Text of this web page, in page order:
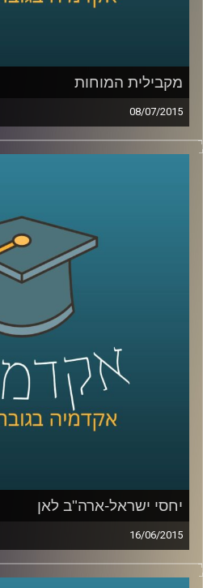
מקבילית המוחות
08/07/2015
דוקטור נאוה לויט בנון
המוח והמדעים הקשים
אלה היא מתבלת בחדשנות
הממצאים בעבודת שטח עם
לבדוק את ההשפעה של
עוצמת החסינות של
קרדיט תמונות:AudioVersity
יחסי ישראל-ארה"ב לאן
16/06/2015
דוקטור אמנון כוורי,